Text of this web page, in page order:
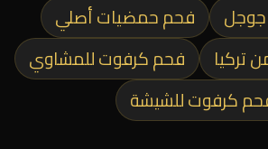
جوجل
فحم حمضيات أصلي
تركيا
فحم كرفوت للمشاوي
كرفوت للشيشة